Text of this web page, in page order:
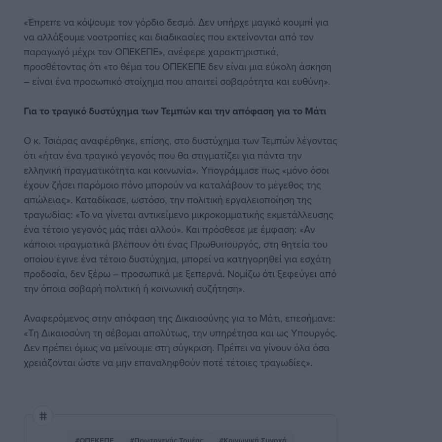
«Έπρεπε να κόψουμε τον γόρδιο δεσμό. Δεν υπήρχε μαγικό κουμπί για
να αλλάξουμε νοοτροπίες και διαδικασίες που εκτείνονται από τον
παραγωγό μέχρι τον ΟΠΕΚΕΠΕ», ανέφερε χαρακτηριστικά,
προσθέτοντας ότι «το θέμα του ΟΠΕΚΕΠΕ δεν είναι μια εύκολη άσκηση
– είναι ένα προσωπικό στοίχημα που απαιτεί σοβαρότητα και ευθύνη».
Για το τραγικό δυστύχημα των Τεμπών και την απόφαση για το Μάτι
Ο κ. Τσιάρας αναφέρθηκε, επίσης, στο δυστύχημα των Τεμπών λέγοντας
ότι «ήταν ένα τραγικό γεγονός που θα στιγματίζει για πάντα την
ελληνική πραγματικότητα και κοινωνία». Υπογράμμισε πως «μόνο όσοι
έχουν ζήσει παρόμοιο πόνο μπορούν να καταλάβουν το μέγεθος της
απώλειας». Καταδίκασε, ωστόσο, την πολιτική εργαλειοποίηση της
τραγωδίας: «Το να γίνεται αντικείμενο μικροκομματικής εκμετάλλευσης
ένα τέτοιο γεγονός μάς πάει αλλού». Και πρόσθεσε με έμφαση: «Αν
κάποιοι πραγματικά βλέπουν ότι ένας Πρωθυπουργός, στη θητεία του
οποίου έγινε ένα τέτοιο δυστύχημα, μπορεί να κατηγορηθεί για εσχάτη
προδοσία, δεν ξέρω – προσωπικά με ξεπερνά. Νομίζω ότι ξεφεύγει από
την όποια σοβαρή πολιτική ή κοινωνική συζήτηση».
Αναφερόμενος στην απόφαση της Δικαιοσύνης για το Μάτι, επεσήμανε:
«Τη Δικαιοσύνη τη σέβομαι απολύτως, την υπηρέτησα και ως Υπουργός.
Δεν πρέπει όμως να μείνουμε στη σύγκριση. Πρέπει να γίνουν όλα όσα
χρειάζονται ώστε να μην επαναληφθούν ποτέ τέτοιες τραγωδίες».